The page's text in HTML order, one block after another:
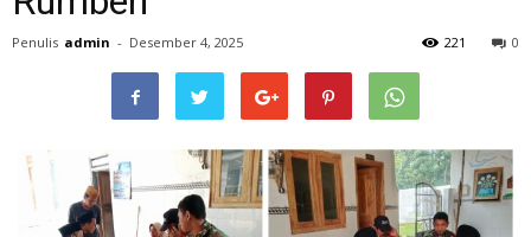
Penulis admin - Desember 4, 2025 0
221